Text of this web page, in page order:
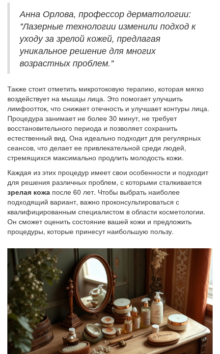
Анна Орлова, профессор дерматологии:
"Лазерные технологии изменили подход к
уходу за зрелой кожей, предлагая
уникальное решение для многих
возрастных проблем."
Также стоит отметить микротоковую терапию, которая мягко
воздействует на мышцы лица. Это помогает улучшить
лимфоотток, что снижает отечность и улучшает контуры лица.
Процедура занимает не более 30 минут, не требует
восстановительного периода и позволяет сохранить
естественный вид. Она идеально подходит для регулярных
сеансов, что делает ее привлекательной среди людей,
стремящихся максимально продлить молодость кожи.
Каждая из этих процедур имеет свои особенности и подходит
для решения различных проблем, с которыми сталкивается
зрелая кожа после 60 лет. Чтобы выбрать наиболее
подходящий вариант, важно проконсультироваться с
квалифицированным специалистом в области косметологии.
Он сможет оценить состояние вашей кожи и предложить
процедуры, которые принесут наибольшую пользу.